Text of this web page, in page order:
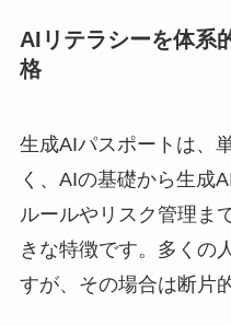
AIリテラシーを体系
格
生成AIパスポートは、
く、AIの基礎から生成
ルールやリスク管理ま
きな特徴です。多くの
すが、その場合は断片